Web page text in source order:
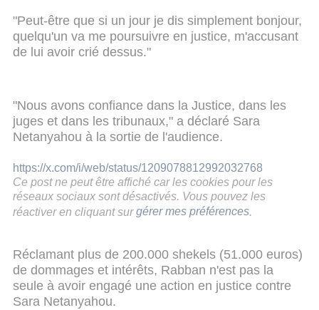
"Peut-être que si un jour je dis simplement bonjour,
quelqu'un va me poursuivre en justice, m'accusant
de lui avoir crié dessus."
"Nous avons confiance dans la Justice, dans les
juges et dans les tribunaux," a déclaré Sara
Netanyahou à la sortie de l'audience.
https://x.com/i/web/status/1209078812992032768
Ce post ne peut être affiché car les cookies pour les
réseaux sociaux sont désactivés. Vous pouvez les
réactiver en cliquant sur gérer mes préférences
Réclamant plus de 200.000 shekels (51.000 euros)
de dommages et intérêts, Rabban n'est pas la
seule à avoir engagé une action en justice contre
Sara Netanyahou.